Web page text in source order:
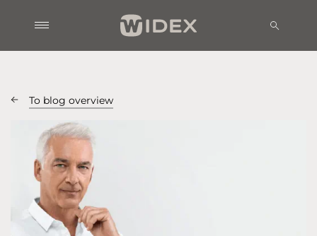
To blog overview